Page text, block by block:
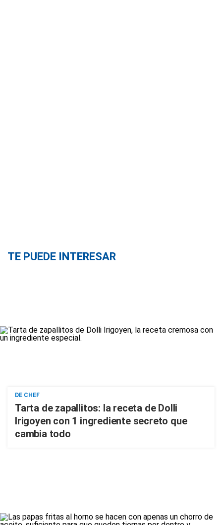
TE PUEDE INTERESAR
DE CHEF
Tarta de zapallitos: la receta de Dolli
Irigoyen con 1 ingrediente secreto que
cambia todo